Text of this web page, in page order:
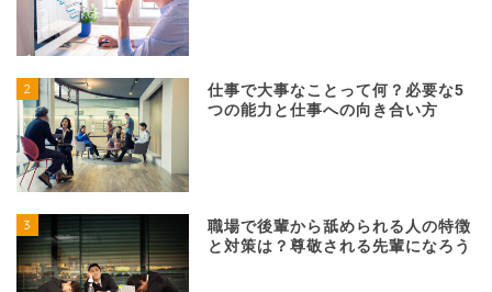
2
仕事で大事なことって何？必要な5
つの能力と仕事への向き合い方
3
職場で後輩から舐められる人の特徴
と対策は？尊敬される先輩になろう